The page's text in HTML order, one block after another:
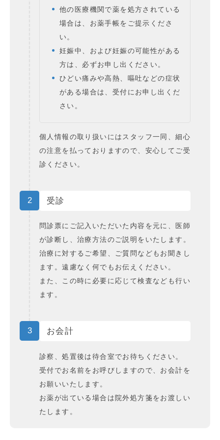
他の医療機関で薬を処方されている
場合は、お薬手帳をご提示くださ
い。
妊娠中、および妊娠の可能性がある
方は、必ずお申し出ください。
ひどい痛みや高熱、嘔吐などの症状
がある場合は、受付にお申し出くだ
さい。
個人情報の取り扱いにはスタッフ一同、細心
の注意を払っておりますので、安心してご受
診ください。
2 受診
問診票にご記入いただいた内容を元に、医師
が診断し、治療方法のご説明をいたします。
治療に対するご希望、ご質問などもお聞きし
ます。遠慮なく何でもお伝えください。
また、この時に必要に応じて検査なども行い
ます。
3 お会計
診察、処置後は待合室でお待ちください。
受付でお名前をお呼びしますので、お会計を
お願いいたします。
お薬が出ている場合は院外処方箋をお渡しい
たします。